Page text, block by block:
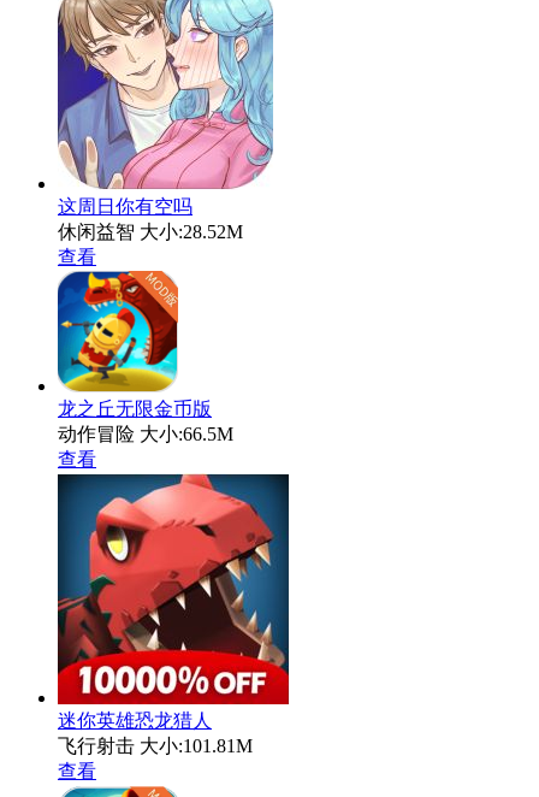
这周日你有空吗
休闲益智 大小:28.52M
查看
龙之丘无限金币版
动作冒险 大小:66.5M
查看
迷你英雄恐龙猎人
飞行射击 大小:101.81M
查看